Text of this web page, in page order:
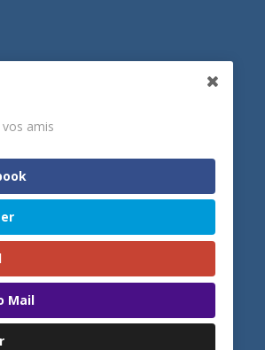
ET POLITIQUE DE
amis
Mail